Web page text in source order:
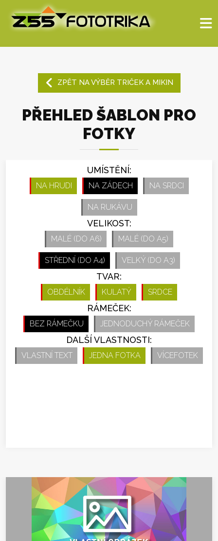
ZPĚT NA VÝBĚR TRIČEK A MIKIN
PŘEHLED ŠABLON PRO
FOTKY
UMÍSTĚNÍ:
NA HRUDI NA ZÁDECH NA SRDCI
NA RUKÁVU
VELIKOST:
MALÉ (DO A6) MALÉ (DO A5)
STŘEDNÍ (DO A4) VELKÝ (DO A3)
TVAR:
OBDÉLNÍK KULATÝ SRDCE
RÁMEČEK:
BEZ RÁMEČKU JEDNODUCHÝ RÁMEČEK
DALŠÍ VLASTNOSTI:
VLASTNÍ TEXT JEDNA FOTKA VÍCEFOTEK